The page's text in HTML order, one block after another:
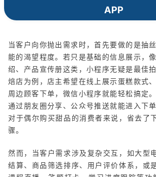
APP
当客户向你抛出需求时，首先要做的是抽
能的渴望程度。若只是基础的信息展示，
绍、产品宣传册这类，小程序无疑是最佳
焙店为例，店主希望在线上展示蛋糕款式
周边顾客下单，微信小程序就能轻松搞定
通过朋友圈分享、公众号推送就能进入下
对于偶尔购买甜品的消费者来说，省去了
骤。
然而，当客户需求涉及复杂交互，如大型
结算、商品筛选排序、用户评价体系，或